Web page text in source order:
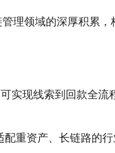
理领域的深厚积累，
实现线索到回款全流
重资产、长链路的行